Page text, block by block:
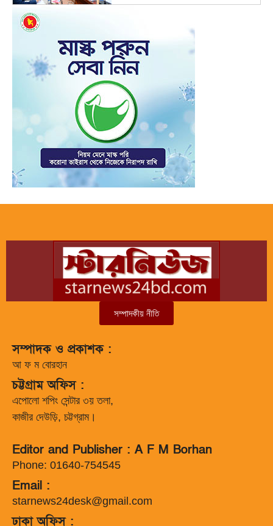
সম্পাদকীয় নীতি
সম্পাদক ও প্রকাশক :
আ ফ ম বোরহান
চট্টগ্রাম অফিস :
এপোলো শপিং সেন্টার ৩য় তলা,
কাজীর দেউড়ি, চট্টগ্রাম।
Editor and Publisher : A F M Borhan
Phone: 01640-754545
Email :
starnews24desk@gmail.com
ঢাকা অফিস :